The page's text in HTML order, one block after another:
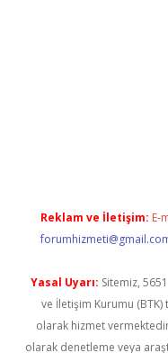
Reklam ve İletişim: E-
Yasal Uyarı: Sitemiz,
ve İletişim Kurumu (BTK)
olarak hizmet
olarak denetleme veya